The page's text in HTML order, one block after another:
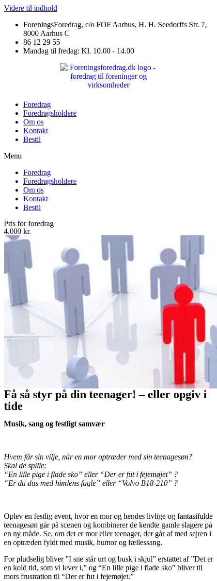
Videre til indhold
ForeningsForedrag, c/o FOF Aarhus, H. H. Seedorffs Str. 7,
8000 Aarhus C
86 12 29 55
Mandag til fredag: Kl. 10.00 - 14.00
Foredrag
Foredragsholdere
Om os
Kontakt
Bestil
Menu
Foredrag
Foredragsholdere
Om os
Kontakt
Bestil
Pris for foredrag
4.000 kr.
Få så styr på din teenager! – eller opgiv i
tide
Musik, sang og festligt samvær
Hvem får sin vilje, når en mor optræder med sin teenagesøn?
Skal de spille:
“En lille pige i flade sko” eller “Der er fut i fejemøjet” ?
“Er du dus med himlens fugle” eller “Volvo B18-210” ?
Oplev en festlig event, hvor en mor og hendes livlige og fantasifulde
teenagesøn går på scenen og kombinerer de kendte gamle slagere på
en ny måde. Se, om det er mor eller teenager, der går af med sejren i
en optræden fyldt med musik, humor og fællessang.
For pludselig bliver ”I sne står urt og busk i skjul” erstattet af ”Det er
en kold tid, som vi lever i,” og “En lille pige i flade sko” bliver til
mors frustration til “Der er fut i fejemøjet.”